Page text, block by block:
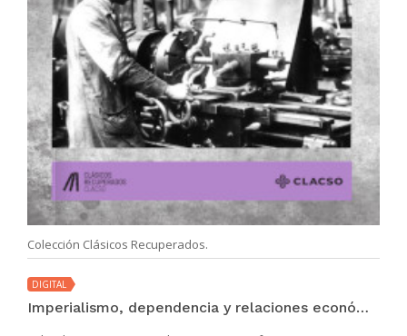
Colección Clásicos Recuperados.
DIGITAL
Imperialismo, dependencia y relaciones económicas internacionales